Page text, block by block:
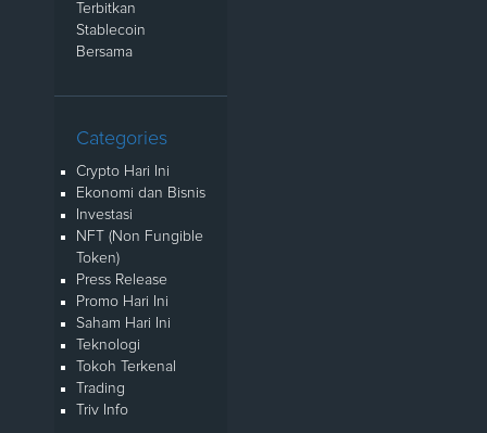
Terbitkan
Stablecoin
Bersama
Categories
Crypto Hari Ini
Ekonomi dan Bisnis
Investasi
NFT (Non Fungible
Token)
Press Release
Promo Hari Ini
Saham Hari Ini
Teknologi
Tokoh Terkenal
Trading
Triv Info